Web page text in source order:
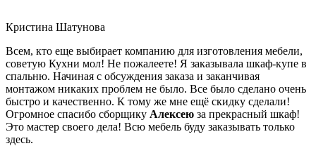
Кристина Шатунова
Всем, кто еще выбирает компанию для изготовления мебели,
советую Кухни мол! Не пожалеете! Я заказывала шкаф-купе в
спальню. Начиная с обсуждения заказа и заканчивая
монтажом никаких проблем не было. Все было сделано очень
быстро и качественно. К тому же мне ещё скидку сделали!
Огромное спасибо сборщику Алексею за прекрасный шкаф!
Это мастер своего дела! Всю мебель буду заказывать только
здесь.